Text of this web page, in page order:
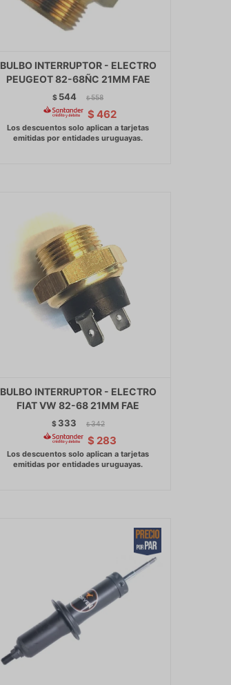
BULBO INTERRUPTOR - ELECTRO
PEUGEOT 82-68ÑC 21MM FAE
$ 544 $ 558
$ 462
BULBO INTERRUPTOR - ELECTRO
FIAT VW 82-68 21MM FAE
$ 333 $ 342
$ 283